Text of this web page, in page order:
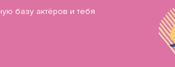
базу актёров и тебя